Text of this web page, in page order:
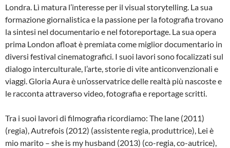
Londra. Lì matura l’interesse per il visual storytelling. La sua
formazione giornalistica e la passione per la fotografia trovano
la sintesi nel documentario e nel fotoreportage. La sua opera
prima London afloat è premiata come miglior documentario in
diversi festival cinematografici. I suoi lavori sono focalizzati sul
dialogo interculturale, l’arte, storie di vite anticonvenzionali e
viaggi. Gloria Aura è un’osservatrice delle realtà più nascoste e
le racconta attraverso video, fotografia e reportage scritti.
Tra i suoi lavori di filmografia ricordiamo: The lane (2011)
(regia), Autrefois (2012) (assistente regia, produttrice), Lei è
mio marito – she is my husband (2013) (co-regia, co-autrice),